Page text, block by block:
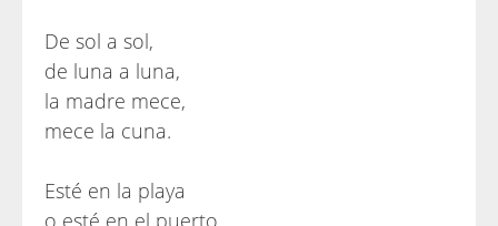
De sol a sol,
de luna a luna,
la madre mece,
mece la cuna.
Esté en la playa